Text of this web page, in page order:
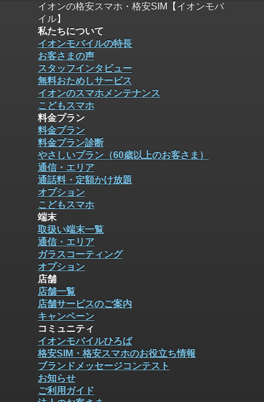
イオンの格安スマホ・格安SIM【イオンモバ
イル】
私たちについて
イオンモバイルの特長
お客さまの声
スタッフインタビュー
無料おためしサービス
イオンのスマホメンテナンス
こどもスマホ
料金プラン
料金プラン
料金プラン診断
やさしいプラン（60歳以上のお客さま）
通信・エリア
通話料・定額かけ放題
オプション
こどもスマホ
端末
取扱い端末一覧
通信・エリア
ガラスコーティング
オプション
店舗
店舗一覧
店舗サービスのご案内
キャンペーン
コミュニティ
イオンモバイルひろば
格安SIM・格安スマホのお役立ち情報
ブランドメッセージコンテスト
お知らせ
ご利用ガイド